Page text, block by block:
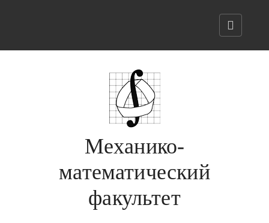
Механико-
математический
факультет